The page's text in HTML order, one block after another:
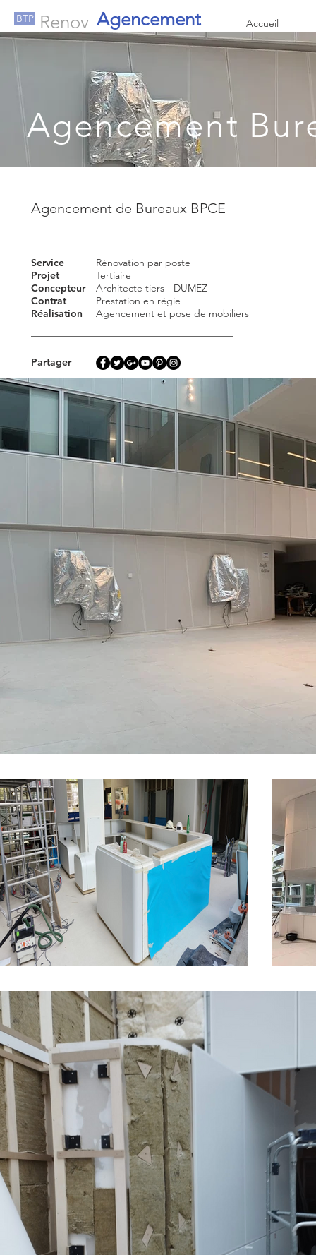
BTP Renov Agencement Accueil
Agencement
Agencement de Bureaux BPCE
Service
Projet
Concepteur
Contrat
Réalisation
Rénovation par poste
Tertiaire
Architecte tiers - DUMEZ
Prestation en régie
Agencement et pose de mobiliers
Partager